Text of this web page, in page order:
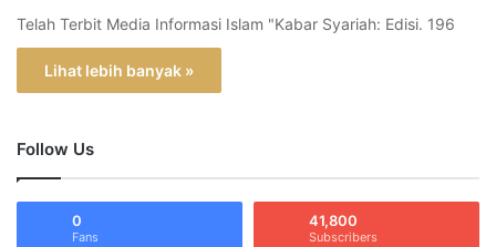
Telah Terbit Media Informasi Islam "Kabar Syariah: Edisi. 196
Lihat lebih banyak »
Follow Us
0
Fans
41,800
Subscribers